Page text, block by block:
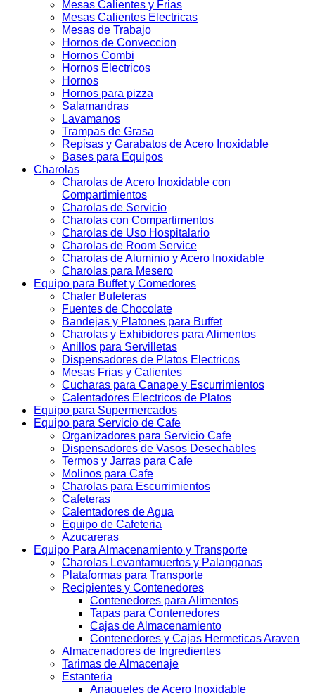
Mesas Calientes y Frias
Mesas Calientes Electricas
Mesas de Trabajo
Hornos de Conveccion
Hornos Combi
Hornos Electricos
Hornos
Hornos para pizza
Salamandras
Lavamanos
Trampas de Grasa
Repisas y Garabatos de Acero Inoxidable
Bases para Equipos
Charolas
Charolas de Acero Inoxidable con
Compartimientos
Charolas de Servicio
Charolas con Compartimentos
Charolas de Uso Hospitalario
Charolas de Room Service
Charolas de Aluminio y Acero Inoxidable
Charolas para Mesero
Equipo para Buffet y Comedores
Chafer Bufeteras
Fuentes de Chocolate
Bandejas y Platones para Buffet
Charolas y Exhibidores para Alimentos
Anillos para Servilletas
Dispensadores de Platos Electricos
Mesas Frias y Calientes
Cucharas para Canape y Escurrimientos
Calentadores Electricos de Platos
Equipo para Supermercados
Equipo para Servicio de Cafe
Organizadores para Servicio Cafe
Dispensadores de Vasos Desechables
Termos y Jarras para Cafe
Molinos para Cafe
Charolas para Escurrimientos
Cafeteras
Calentadores de Agua
Equipo de Cafeteria
Azucareras
Equipo Para Almacenamiento y Transporte
Charolas Levantamuertos y Palanganas
Plataformas para Transporte
Recipientes y Contenedores
Contenedores para Alimentos
Tapas para Contenedores
Cajas de Almacenamiento
Contenedores y Cajas Hermeticas Araven
Almacenadores de Ingredientes
Tarimas de Almacenaje
Estanteria
Anaqueles de Acero Inoxidable